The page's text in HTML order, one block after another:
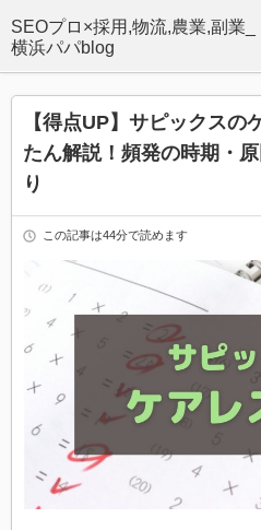
SEOプロ×採用,物流,農業,副業_
横浜パパblog
【得点UP】サピックスの
たん解説！頻発の時期・
り
この記事は44分で読めます